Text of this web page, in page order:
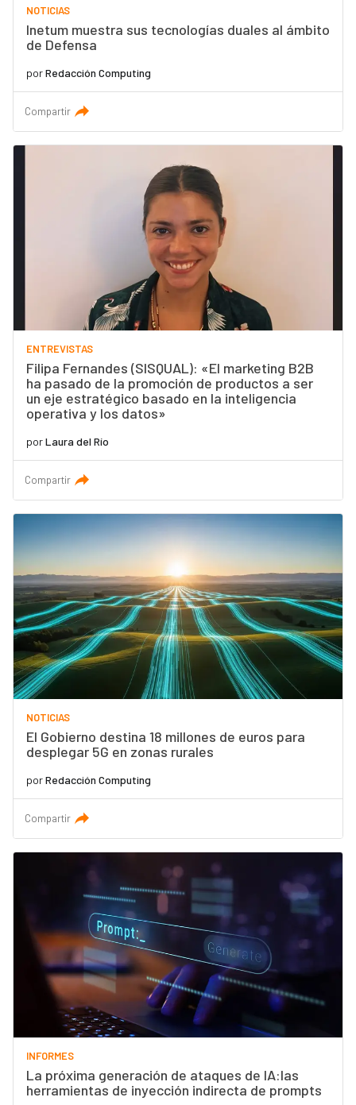
NOTICIAS
Inetum muestra sus tecnologías duales al ámbito
de Defensa
porRedacción Computing
Compartir
ENTREVISTAS
Filipa Fernandes (SISQUAL): «El marketing B2B
ha pasado de la promoción de productos a ser
un eje estratégico basado en la inteligencia
operativa y los datos»
porLaura del Río
Compartir
NOTICIAS
El Gobierno destina 18 millones de euros para
desplegar 5G en zonas rurales
porRedacción Computing
Compartir
INFORMES
La próxima generación de ataques de IA:las
herramientas de inyección indirecta de prompts